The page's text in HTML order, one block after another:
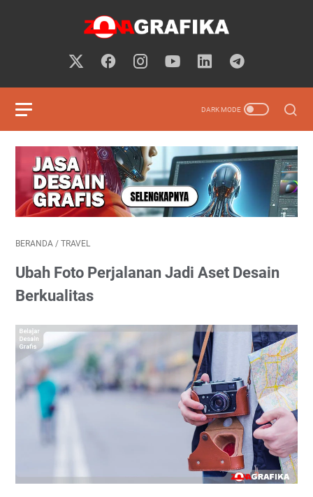
BERANDA / TRAVEL
Ubah Foto Perjalanan Jadi Aset Desain
Berkualitas